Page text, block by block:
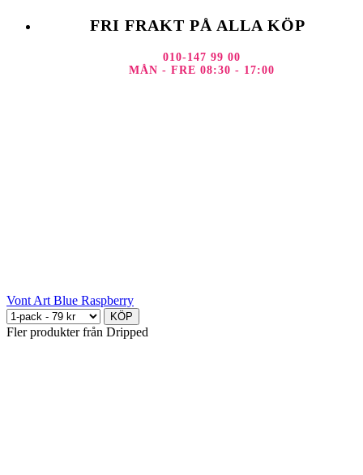
FRI FRAKT PÅ ALLA KÖP
010-147 99 00
MÅN - FRE 08:30 - 17:00
Vont Art Blue Raspberry
KÖP
Fler produkter från Dripped